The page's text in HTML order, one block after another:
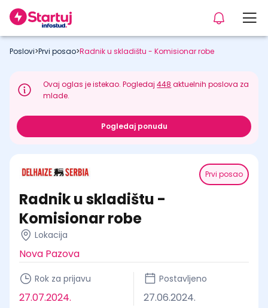
Poslovi>Prvi posao>Radnik u skladištu - Komisionar robe
Ovaj oglas je istekao. Pogledaj448 aktuelnih poslova za
mlade.
Pogledaj ponudu
Prvi posao
Radnik u skladištu -
Komisionar robe
Lokacija
Nova Pazova
Rok za prijavu
27.07.2024.
Postavljeno
27.06.2024.